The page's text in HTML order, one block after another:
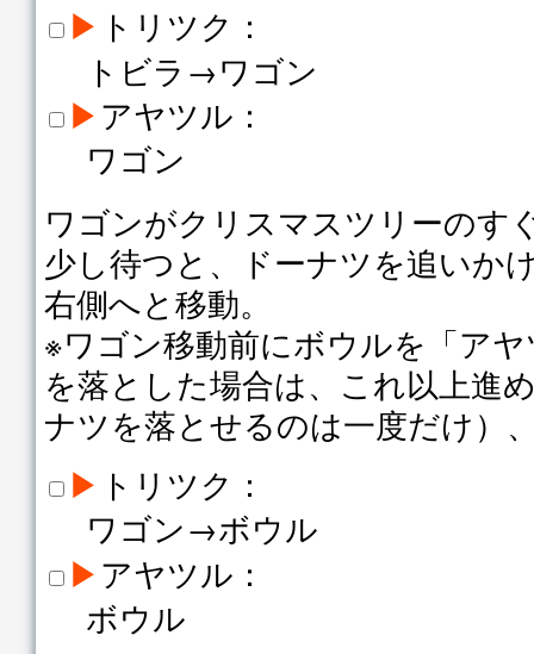
▶ トリツク：
トビラ→ワゴン
▶アヤツル：
ワゴン
ワゴンがクリスマスツリーのす
少し待つと、ドーナツを追いか
右側へと移動。
※ワゴン移動前にボウルを「ア
を落とした場合は、これ以上進
ナツを落とせるのは一度だけ）
▶ トリツク：
ワゴン→ボウル
▶アヤツル：
ボウル